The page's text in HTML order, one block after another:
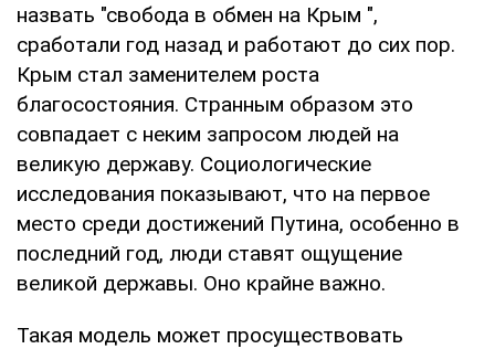
назвать "свобода в обмен на Крым ",
сработали год назад и работают до сих пор.
Крым стал заменителем роста
благосостояния. Странным образом это
совпадает с неким запросом людей на
великую державу. Социологические
исследования показывают, что на первое
место среди достижений Путина, особенно в
последний год, люди ставят ощущение
великой державы. Оно крайне важно.
Такая модель может просуществовать